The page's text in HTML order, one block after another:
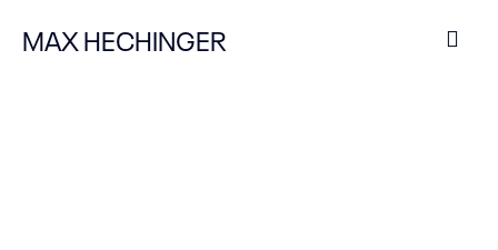
MAX HECHINGER